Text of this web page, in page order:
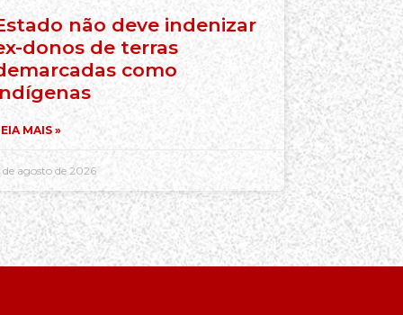
não deve indenizar
donos de terras
como
MAIS »
de agosto de 2026